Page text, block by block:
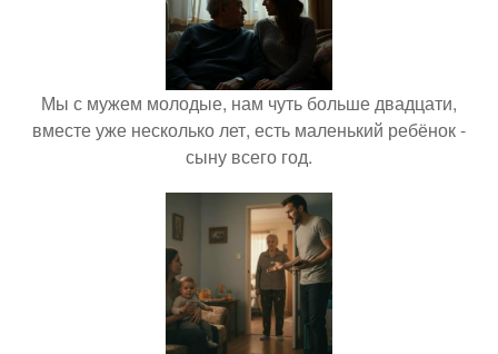
Мы с мужем молодые, нам чуть больше двадцати,
вместе уже несколько лет, есть маленький ребёнок -
сыну всего год.